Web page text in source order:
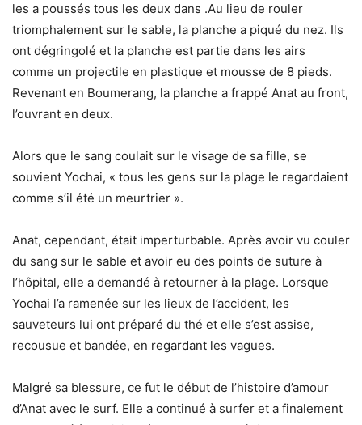
les a poussés tous les deux dans .Au lieu de rouler
triomphalement sur le sable, la planche a piqué du nez. Ils
ont dégringolé et la planche est partie dans les airs
comme un projectile en plastique et mousse de 8 pieds.
Revenant en Boumerang, la planche a frappé Anat au front,
l’ouvrant en deux.
Alors que le sang coulait sur le visage de sa fille, se
souvient Yochai, « tous les gens sur la plage le regardaient
comme s’il été un meurtrier ».
Anat, cependant, était imperturbable. Après avoir vu couler
du sang sur le sable et avoir eu des points de suture à
l’hôpital, elle a demandé à retourner à la plage. Lorsque
Yochai l’a ramenée sur les lieux de l’accident, les
sauveteurs lui ont préparé du thé et elle s’est assise,
recousue et bandée, en regardant les vagues.
Malgré sa blessure, ce fut le début de l’histoire d’amour
d’Anat avec le surf. Elle a continué à surfer et a finalement